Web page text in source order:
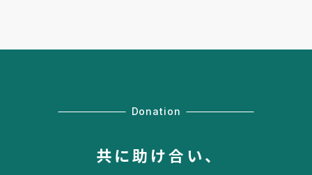
Donation
共に助け合い、